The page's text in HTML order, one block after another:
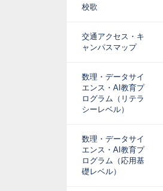
校歌
交通アクセス・キ
ャンパスマップ
数理・データサイ
エンス・AI教育プ
ログラム（リテラ
シーレベル）
数理・データサイ
エンス・AI教育プ
ログラム（応用基
礎レベル）